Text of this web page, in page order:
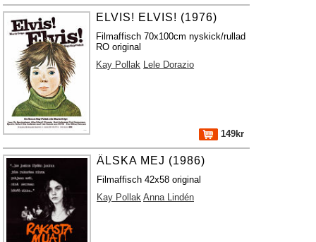
ELVIS! ELVIS! (1976)
Filmaffisch 70x100cm nyskick/rullad
RO original
Kay Pollak Lele Dorazio
149kr
ÄLSKA MEJ (1986)
Filmaffisch 42x58 original
Kay Pollak Anna Lindén